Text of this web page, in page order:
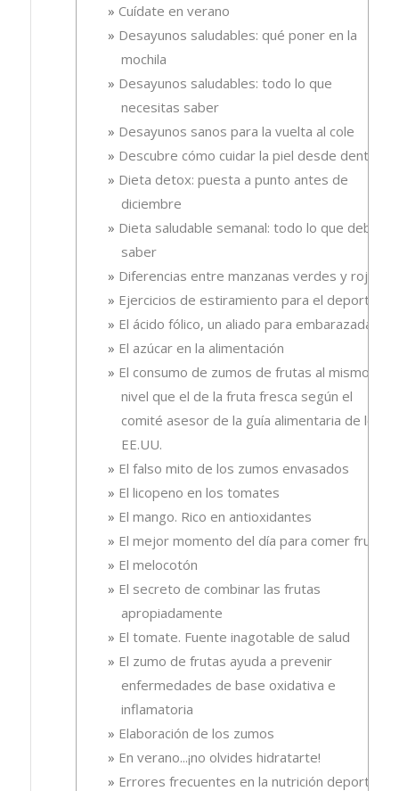
Cuídate en verano
Desayunos saludables: qué poner en la
mochila
Desayunos saludables: todo lo que
necesitas saber
Desayunos sanos para la vuelta al cole
Descubre cómo cuidar la piel desde dentro
Dieta detox: puesta a punto antes de
diciembre
Dieta saludable semanal: todo lo que debes
saber
Diferencias entre manzanas verdes y rojas
Ejercicios de estiramiento para el deporte
El ácido fólico, un aliado para embarazadas.
El azúcar en la alimentación
El consumo de zumos de frutas al mismo
nivel que el de la fruta fresca según el
comité asesor de la guía alimentaria de los
EE.UU.
El falso mito de los zumos envasados
El licopeno en los tomates
El mango. Rico en antioxidantes
El mejor momento del día para comer fruta
El melocotón
El secreto de combinar las frutas
apropiadamente
El tomate. Fuente inagotable de salud
El zumo de frutas ayuda a prevenir
enfermedades de base oxidativa e
inflamatoria
Elaboración de los zumos
En verano...¡no olvides hidratarte!
Errores frecuentes en la nutrición deportiva